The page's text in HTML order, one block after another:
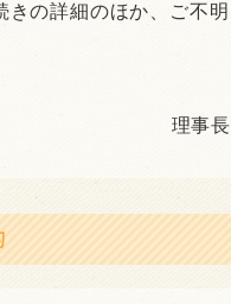
きの詳細のほか、ご不明
理事長